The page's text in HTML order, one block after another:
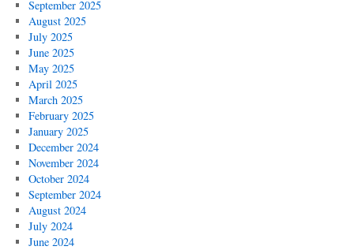
September 2025
August 2025
July 2025
June 2025
May 2025
April 2025
March 2025
February 2025
January 2025
December 2024
November 2024
October 2024
September 2024
August 2024
July 2024
June 2024